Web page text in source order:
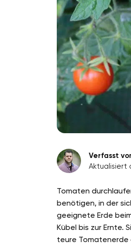
Verfasst
Aktualisiert
Tomaten
benötigen, in der
geeignete Erde
Kübel bis zur Ernte.
teure Tomatenerde